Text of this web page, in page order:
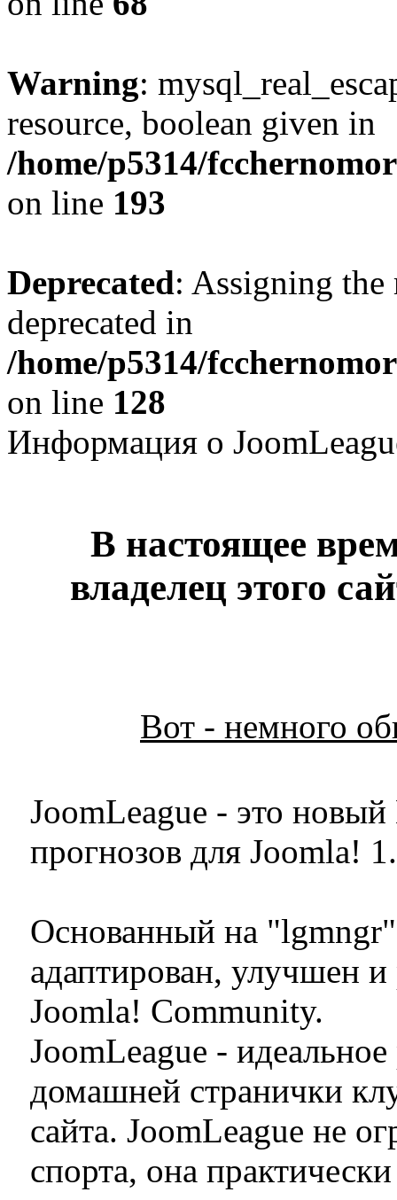
Warning:
resource, boolean given in
/home/p5314/
on line 193
Deprecated: Assigning the
deprecated in
/home/p5314/
on line 128
Информация о
В настоящее
владелец этого
Вот - немного
JoomLeague - это
прогнозов для Joomla!
Основанный на
адаптирован, улучшен
Joomla! Community.
JoomLeague -
домашней странички
сайта. JoomLeague не
спорта, она